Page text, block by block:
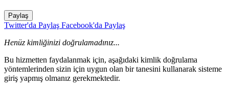
Paylaş
Twitter'da Paylaş Facebook'da Paylaş
Henüz kimliğinizi doğrulamadınız...
Bu hizmetten faydalanmak için, aşağıdaki kimlik doğrulama
yöntemlerinden sizin için uygun olan bir tanesini kullanarak sisteme
giriş yapmış olmanız gerekmektedir.